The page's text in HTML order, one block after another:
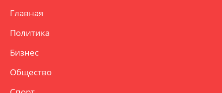
Главная
Политика
Бизнес
Общество